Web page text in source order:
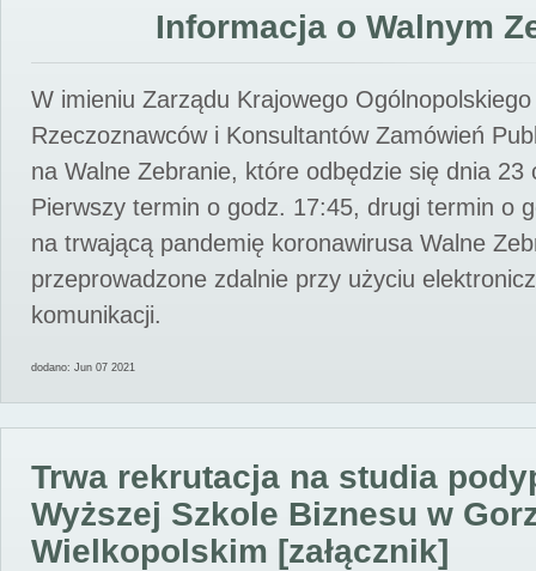
Informacja o Walnym
W imieniu Zarządu Krajowego
Rzeczoznawców i Konsultantów Zamówień
na Walne Zebranie, które odbędzie się dnia 23
Pierwszy termin o godz. 17:45, drugi termin o
na trwającą pandemię koronawirusa Walne
przeprowadzone zdalnie przy użyciu
komunikacji.
dodano: Jun 07 2021
Trwa rekrutacja na studia
Wyższej Szkole Biznesu w
Wielkopolskim [załącznik]